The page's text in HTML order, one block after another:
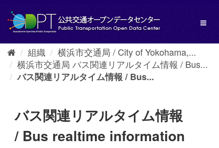
し
組織
横浜市交通局 / City of Yokohama,...
横浜市交通局 バス関連リアルタイム情報 / Bus...
バス関連リアルタイム情報 / Bus...
バス関連リアルタイム情報
/ Bus realtime information